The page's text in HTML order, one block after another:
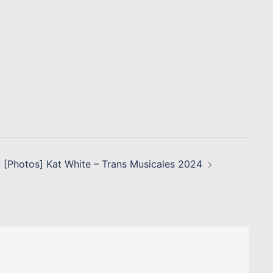
[Photos] Kat White – Trans Musicales 2024